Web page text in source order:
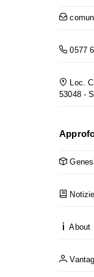
0577
Loc.
53048 -
Notizie
About